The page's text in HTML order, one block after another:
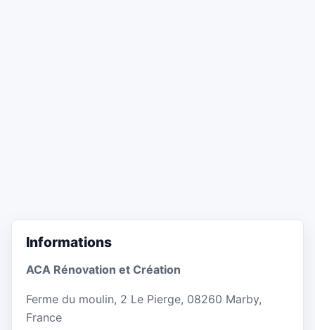
Informations
ACA Rénovation et Création
Ferme du moulin, 2 Le Pierge, 08260 Marby,
France